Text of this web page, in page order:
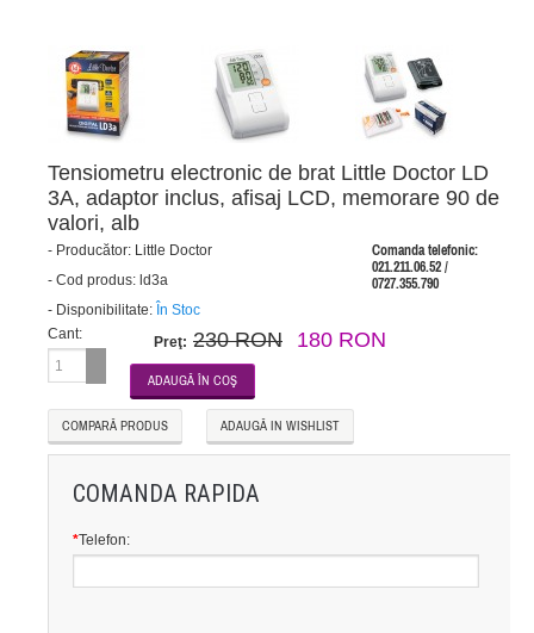
Tensiometru electronic de brat Little Doctor LD
3A, adaptor inclus, afisaj LCD, memorare 90 de
valori, alb
Comanda telefonic:
021.211.06.52 /
0727.355.790
- Producător: Little Doctor
- Cod produs: ld3a
- Disponibilitate: În Stoc
Cant:
Preţ: 230 RON 180 RON
COMPARĂ PRODUS ADAUGĂ IN WISHLIST
COMANDA RAPIDA
*Telefon: